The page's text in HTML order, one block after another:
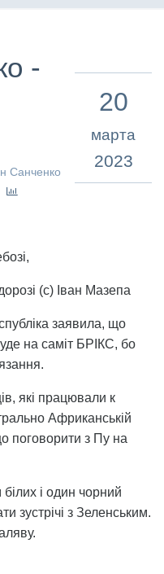
-
Санченко
20
марта
2023
(с) Іван Мазепа
заявила, що
на саміт БРІКС, бо
які працювали к
Африканській
поговорити з Пу на
білих і один чорний
зустрічі з Зеленським.